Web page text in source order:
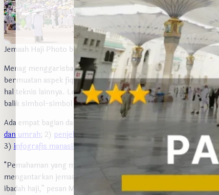
Jemaah Haji Photo by Yasir Gürbüz
Menag menggarisbawahi bahwa buku digital ini tidak hanya
bermuatan aspek fiqih semata, baik rukun, wajib, sunah atau
hal teknis lainnya. Lebih dari itu, dijelaskan juga hikmah di
balik simbol-simbol haji yang sarat makna berlapis-lapis itu.
Ada empat bagian dari e-book ini, yaitu: 1)doa dan dzikir haji
dan umrah; 2) penjelasan makna spiritual ibadah haji;
3) infografis manasik haji;dan 4)tuntunan manasik haji.
“Pemahaman yang menyeluruh ini diharapkan dapat
mengantarkan jemaah kepada pesan spiritual kesakralan
ibadah haji,” pesan Menag di Jakarta, Jumat (14/3/2025).